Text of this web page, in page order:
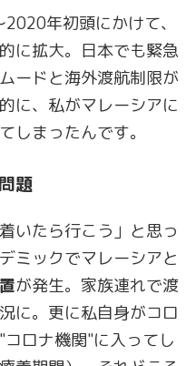
年初頭にかけて、
に拡大。日本でも緊急
ードと海外渡航制限が
に、私がマレーシアに
しまったんです。
題
いたら行こう」と思っ
ミックでマレーシアと
が発生。家族連れで渡
に。更に私自身がコロ
ロナ機関"に入ってし